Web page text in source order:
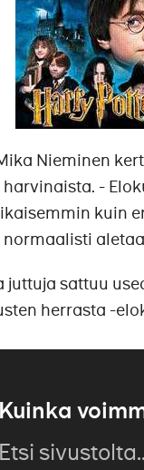
Nieminen
-
kuin
juttuja sattuu
herrasta -
Kuinka